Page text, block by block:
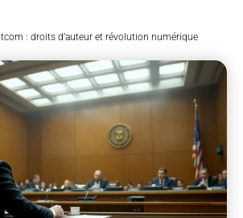
: droits d’auteur et révolution numérique